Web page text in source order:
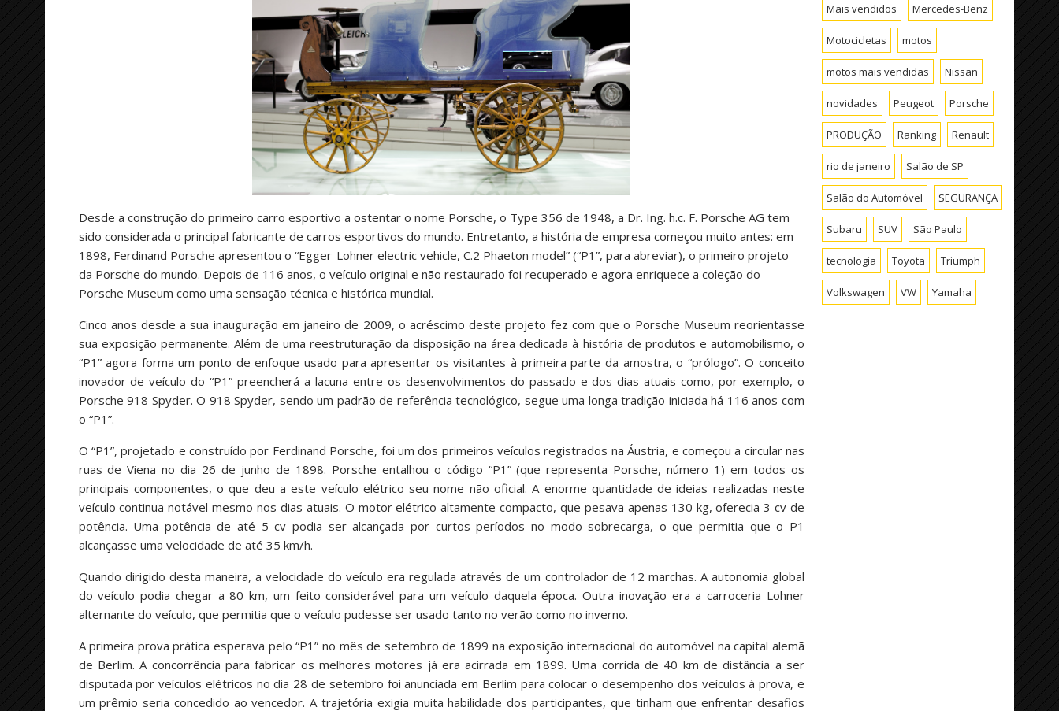
Desde a construção do primeiro carro esportivo a ostentar o nome Porsche, o Type 356 de 1948, a Dr. Ing. h.c. F. Porsche AG tem
sido considerada o principal fabricante de carros esportivos do mundo. Entretanto, a história de empresa começou muito antes: em
1898, Ferdinand Porsche apresentou o “Egger-Lohner electric vehicle, C.2 Phaeton model” (“P1”, para abreviar), o primeiro projeto
da Porsche do mundo. Depois de 116 anos, o veículo original e não restaurado foi recuperado e agora enriquece a coleção do
Porsche Museum como uma sensação técnica e histórica mundial.
Cinco anos desde a sua inauguração em janeiro de 2009, o acréscimo deste projeto fez com que o Porsche Museum reorientasse
sua exposição permanente. Além de uma reestruturação da disposição na área dedicada à história de produtos e automobilismo, o
“P1” agora forma um ponto de enfoque usado para apresentar os visitantes à primeira parte da amostra, o “prólogo”. O conceito
inovador de veículo do “P1” preencherá a lacuna entre os desenvolvimentos do passado e dos dias atuais como, por exemplo, o
Porsche 918 Spyder. O 918 Spyder, sendo um padrão de referência tecnológico, segue uma longa tradição iniciada há 116 anos com
o “P1”.
O “P1”, projetado e construído por Ferdinand Porsche, foi um dos primeiros veículos registrados na Áustria, e começou a circular nas
ruas de Viena no dia 26 de junho de 1898. Porsche entalhou o código “P1” (que representa Porsche, número 1) em todos os
principais componentes, o que deu a este veículo elétrico seu nome não oficial. A enorme quantidade de ideias realizadas neste
veículo continua notável mesmo nos dias atuais. O motor elétrico altamente compacto, que pesava apenas 130 kg, oferecia 3 cv de
potência. Uma potência de até 5 cv podia ser alcançada por curtos períodos no modo sobrecarga, o que permitia que o P1
alcançasse uma velocidade de até 35 km/h.
Quando dirigido desta maneira, a velocidade do veículo era regulada através de um controlador de 12 marchas. A autonomia global
do veículo podia chegar a 80 km, um feito considerável para um veículo daquela época. Outra inovação era a carroceria Lohner
alternante do veículo, que permitia que o veículo pudesse ser usado tanto no verão como no inverno.
A primeira prova prática esperava pelo “P1” no mês de setembro de 1899 na exposição internacional do automóvel na capital alemã
de Berlim. A concorrência para fabricar os melhores motores já era acirrada em 1899. Uma corrida de 40 km de distância a ser
disputada por veículos elétricos no dia 28 de setembro foi anunciada em Berlim para colocar o desempenho dos veículos à prova, e
um prêmio seria concedido ao vencedor. A trajetória exigia muita habilidade dos participantes, que tinham que enfrentar desafios
Mais vendidos Mercedes-Benz
Motocicletas motos
motos mais vendidas Nissan
novidades Peugeot Porsche
PRODUÇÃO Ranking Renault
rio de janeiro Salão de SP
Salão do Automóvel SEGURANÇA
Subaru SUV São Paulo
tecnologia Toyota Triumph
Volkswagen VW Yamaha